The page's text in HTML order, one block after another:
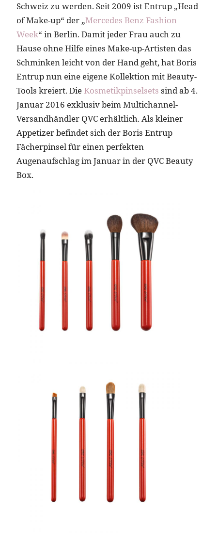
Schweiz zu werden. Seit 2009 ist Entrup „Head
of Make-up“ der „Mercedes Benz Fashion
Week“ in Berlin. Damit jeder Frau auch zu
Hause ohne Hilfe eines Make-up-Artisten das
Schminken leicht von der Hand geht, hat Boris
Entrup nun eine eigene Kollektion mit Beauty-
Tools kreiert. DieKosmetikpinselsets sind ab 4.
Januar 2016 exklusiv beim Multichannel-
Versandhändler QVC erhältlich. Als kleiner
Appetizer befindet sich der Boris Entrup
Fächerpinsel für einen perfekten
Augenaufschlag im Januar in der QVC Beauty
Box.